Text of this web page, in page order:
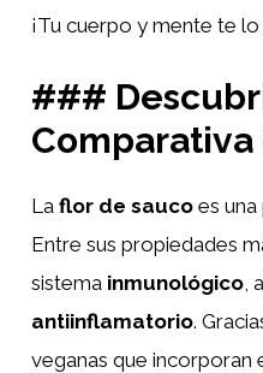
¡Tu cuerpo y mente te
###
Comparativa
La flor de sauco es
Entre sus propiedades
sistema inmunológico ,
antiinflamatorio.
veganas que incorporan